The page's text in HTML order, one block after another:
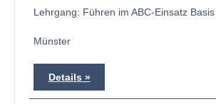
Lehrgang: Führen im ABC-Einsatz Basis
Münster
Details